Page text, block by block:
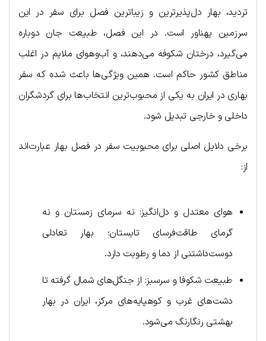
تردید، بهار دل‌پذیرترین و زیباترین فصل برای سفر در این
سرزمین پهناور است. در این فصل، طبیعت جان دوباره
می‌گیرد، درختان شکوفه می‌دهند، و آب‌و‌هوای ملایم در اغلب
مناطق کشور حاکم است. همین ویژگی‌ها باعث شده که سفر
بهاری در ایران به یکی از محبوب‌ترین انتخاب‌ها برای گردشگران
داخلی و خارجی تبدیل شود.
برخی دلایل اصلی برای محبوبیت سفر در فصل بهار عبارت‌اند
از:
هوای معتدل و دل‌انگیز: نه سرمای زمستان و نه
گرمای طاقت‌فرسای تابستان؛ بهار تعادلی
دوست‌داشتنی از دما و رطوبت دارد.
طبیعت شکوفا و سرسبز: از جنگل‌های شمال گرفته تا
دشت‌های غرب و کوهپایه‌های مرکز، ایران در بهار
بهشتی رنگارنگ می‌شود.